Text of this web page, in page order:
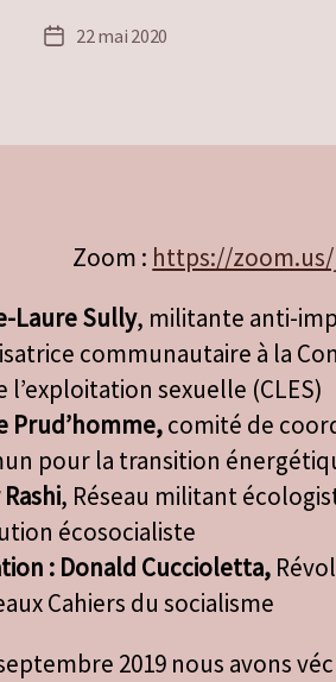
Date22 mai 2020
Zoom : https://zoom.us/
Laure Sully, militante anti-
communautaire à la
l’exploitation sexuelle (CLES)
Prud’homme,comité de
pour la transition
, Réseau militant
écosocialiste
: Donald Cuccioletta,
Cahiers du socialisme
2019 nous avons